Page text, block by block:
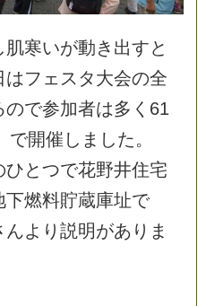
肌寒いが動き 出すと
はフ ェ ス タ大会の全
ので参加者は多 く 61
で開催 し ま した。
ひとつで花野井住宅
下燃料貯蔵庫址で
んよ り 説明があ り ま